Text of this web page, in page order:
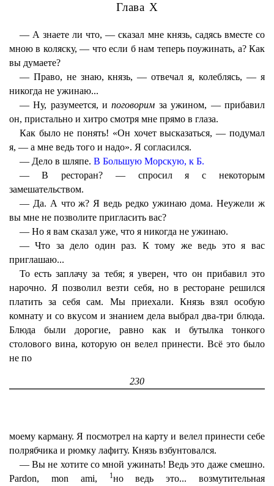
Глава X
— А знаете ли что, — сказал мне князь, садясь вместе со
мною в коляску, — что если б нам теперь поужинать, а? Как
вы думаете?
— Право, не знаю, князь, — отвечал я, колеблясь, — я
никогда не ужинаю...
— Ну, разумеется, ипоговорим за ужином, — прибавил
он, пристально и хитро смотря мне прямо в глаза.
Как было не понять! «Он хочет высказаться, — подумал
я, — а мне ведь того и надо». Я согласился.
— Дело в шляпе. В Большую Морскую, к Б.
— В ресторан? — спросил я с некоторым
замешательством.
— Да. А что ж? Я ведь редко ужинаю дома. Неужели ж
вы мне не позволите пригласить вас?
— Но я вам сказал уже, что я никогда не ужинаю.
— Что за дело один раз. К тому же ведь это я вас
приглашаю...
То есть заплачу за тебя; я уверен, что он прибавил это
нарочно. Я позволил везти себя, но в ресторане решился
платить за себя сам. Мы приехали. Князь взял особую
комнату и со вкусом и знанием дела выбрал два-три блюда.
Блюда были дорогие, равно как и бутылка тонкого
столового вина, которую он велел принести. Всё это было
не по
230
моему карману. Я посмотрел на карту и велел принести себе
полрябчика и рюмку лафиту. Князь взбунтовался.
— Вы не хотите со мной ужинать! Ведь это даже смешно.
Pardon, mon ami,
1но ведь это... возмутительная